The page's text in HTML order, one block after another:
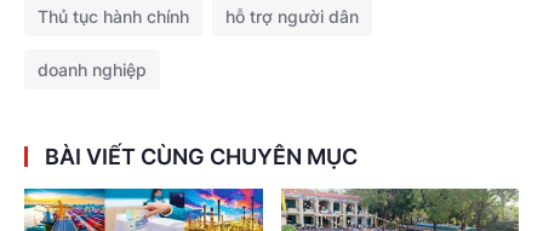
Thủ tục hành chính hỗ trợ người dân
doanh nghiệp
BÀI VIẾT CÙNG CHUYÊN MỤC